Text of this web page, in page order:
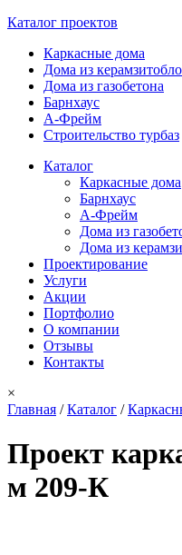
Каталог проектов
Каркасные дома
Дома из
Дома из газобетона
Барнхаус
А-Фрейм
Строительство турбаз
Каталог
Каркасные дома
Барнхаус
А-Фрейм
Дома из
Дома из
Проектирование
Услуги
Акции
Портфолио
О компании
Отзывы
Контакты
×
Главная / Каталог /
Проект
м 209-К